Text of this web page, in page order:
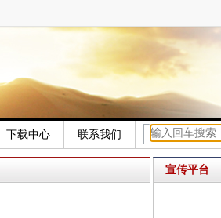
下载中心 联系我们
宣传平台